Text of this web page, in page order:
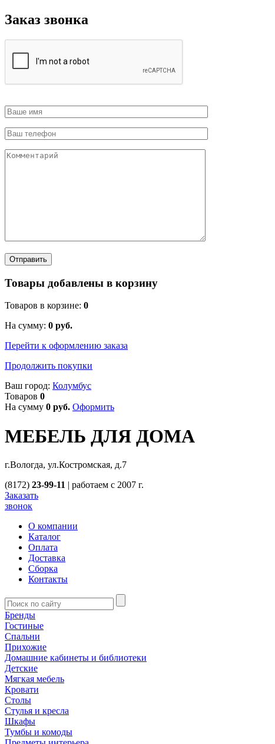
Заказ звонка
Товары добавлены в корзину
Товаров в корзине: 0
На сумму: 0 руб.
Перейти к оформлению заказа
Продолжить покупки
Ваш город: Колумбус
Товаров 0
На сумму 0 руб. Оформить
МЕБЕЛЬ ДЛЯ ДОМА
г.Вологда, ул.Костромская, д.7
(8172) 23-99-11 | работаем с 2007 г.
Заказать
звонок
О компании
Каталог
Оплата
Доставка
Сборка
Контакты
Бренды
Гостиные
Спальни
Прихожие
Домашние кабинеты и библиотеки
Детские
Мягкая мебель
Кровати
Столы
Стулья и кресла
Шкафы
Тумбы и комоды